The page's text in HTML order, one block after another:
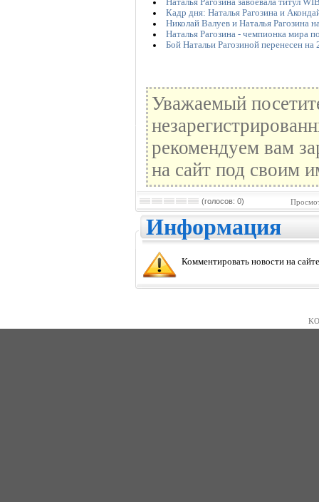
Кадр дня: Наталья Рагозина и
Николай Валуев и Наталья Рагозина
Наталья Рагозина - чемпионка мира
Бой Натальи Рагозиной перенесен на
Уважаемый
рекомендуем вам
на сайт под своим
(голосов: 0)
Информация
Комментировать новости на